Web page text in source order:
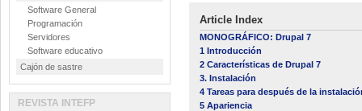
Article Index
MONOGRÁFICO: Drupal 7
1 Introducción
2 Características de Drupal 7
3. Instalación
4 Tareas para después de la
5 Apariencia
Software General
Programación
Servidores
Software educativo
Cajón de sastre
REVISTA INTEFP